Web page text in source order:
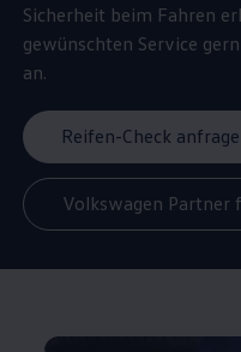
Sicherheit beim Fahren
gewünschten Service
an.
Reifen-Check
Volkswagen Partner